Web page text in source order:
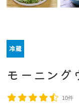
モーニング
10件